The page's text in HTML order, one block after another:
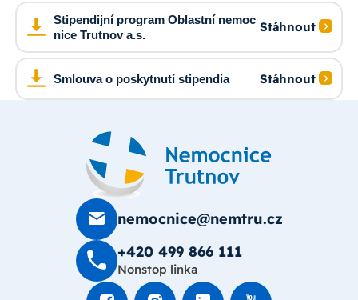
Stipendijní program Oblastní nemoc
nice Trutnov a.s.
Stáhnout
Smlouva o poskytnutí stipendia Stáhnout
nemocnice@nemtru.cz
+420 499 8­66 111
Nonstop linka